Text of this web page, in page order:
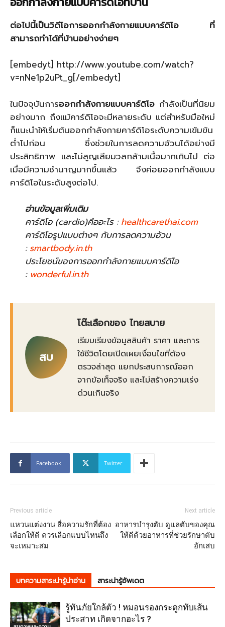
ต่อไปนี้เป็นวิดีโอการออกกำลังกายแบบคาร์ดิโอ ที่
สามารถทำได้ที่บ้านอย่างง่ายๆ
[embedyt] http://www.youtube.com/watch?
v=nNe1p2uPt_g[/embedyt]
ในปัจจุบันการออกกำลังกายแบบคาร์ดิโอ กำลังเป็นที่นิยม
อย่างมาก ถึงแม้คาร์ดิโอจะมีหลายระดับ แต่สำหรับมือใหม่
ก็แนะนำให้เริ่มต้นออกกำลังกายคาร์ดิโอระดับความเข้มข้น
ต่ำไปก่อน ซึ่งช่วยในการลดความอ้วนได้อย่างมี
ประสิทธิภาพ และไม่สูญเสียมวลกล้ามเนื้อมากเกินไป ต่อ
เมื่อมีความชำนาญมากขึ้นแล้ว จึงค่อยออกกำลังแบบ
คาร์ดิโอในระดับสูงต่อไป.
อ่านข้อมูลเพิ่มเติม
คาร์ดิโอ (cardio)คืออะไร :healthcarethai.com
คาร์ดิโอรูปแบบต่างๆ กับการลดความอ้วน
:smartbody.in.th
ประโยชน์ของการออกกำลังกายแบบคาร์ดิโอ
: wonderful.in.th
สบ
โต๊ะเลือกของ ไทยสบาย
เรียบเรียงข้อมูลสินค้า ราคา และการ
ใช้ชีวิตโดยเปิดเผยเงื่อนไขที่ต้อง
ตรวจล่าสุด แยกประสบการณ์ออก
จากข้อเท็จจริง และไม่สร้างความเร่ง
ด่วนเกินจริง
Facebook Twitter
Previous article
แหวนแต่งงาน สื่อความรักที่ต้อง
เลือกให้ดี ควรเลือกแบบไหนถึง
จะเหมาะสม
Next article
อาหารบํารุงตับ ดูแลตับของคุณ
ให้ดีด้วยอาหารที่ช่วยรักษาตับ
อักเสบ
บทความสาระน่ารู้น่าอ่าน สาระน่ารู้อัพเดต
รู้ทันภัยใกล้ตัว ! หมอนรองกระดูกทับเส้น
ประสาท เกิดจากอะไร ?